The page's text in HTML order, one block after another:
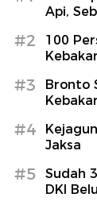
Api,
#2
100
#3
Bronto
#4
Jaksa
#5
Sudah
DKI